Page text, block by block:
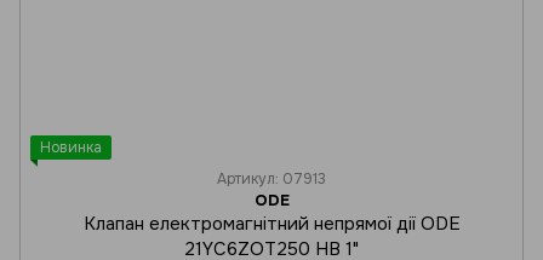
Новинка
Артикул: 07913
ODE
Клапан електромагнітний непрямої дії ODE
21YC6ZOT250 НВ 1"